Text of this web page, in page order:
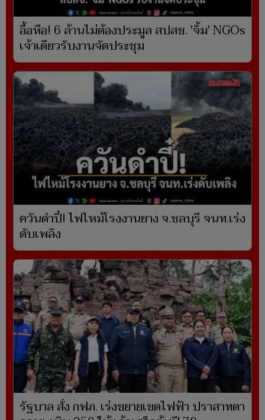
อื้อหือ! 6 ล้านไม่ต้องประมูล สปสช. 'จิ้ม' NGOs
เจ้าเดียวรับงานจัดประชุม
ควันดำปี๋! ไฟไหม้โรงงานยาง จ.ชลบุรี จนท.เร่ง
ดับเพลิง
รัฐบาล สั่ง กฟภ. เร่งขยายเขตไฟฟ้า ปราสาทตา